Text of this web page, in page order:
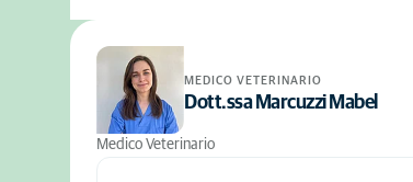
MEDICO VETERINARIO
Dott.ssa Marcuzzi Mabel
Medico Veterinario